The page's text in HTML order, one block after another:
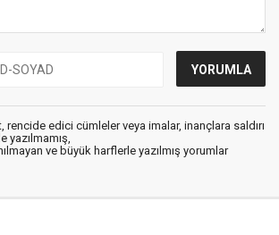
rencide edici cümleler veya imalar, inançlara saldırı
yazılmamış,
ve büyük harflerle yazılmış yorumlar